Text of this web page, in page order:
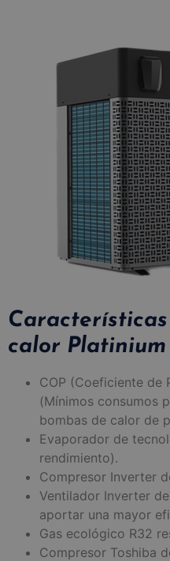
calor
COP (Coeficiente de
(Mínimos consumos
bombas de calor de
Evaporador de
rendimiento).
Compresor Inverter
Ventilador Inverter
aportar una mayor
Gas ecológico R32
Compresor Toshiba